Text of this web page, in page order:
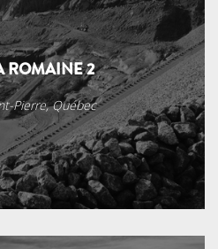
ROMAINE 2
Pierre, Québec